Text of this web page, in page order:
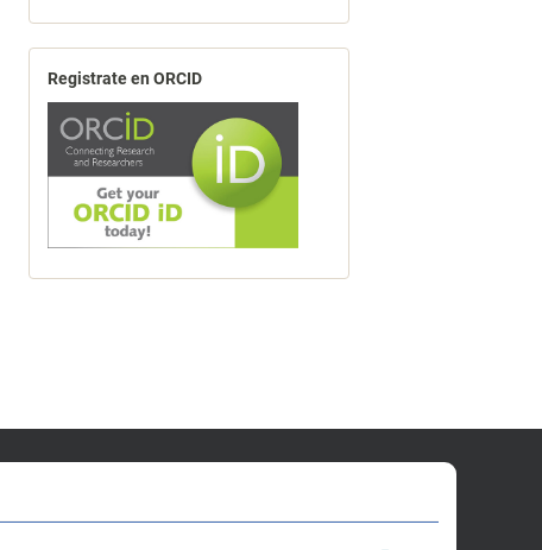
Registrate en ORCID